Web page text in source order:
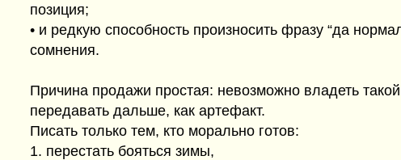
позиция;
• и редкую способность произносить фразу “да
сомнения.
Причина продажи простая: невозможно владеть
передавать дальше, как артефакт.
Писать только тем, кто морально готов:
1. перестать бояться зимы,